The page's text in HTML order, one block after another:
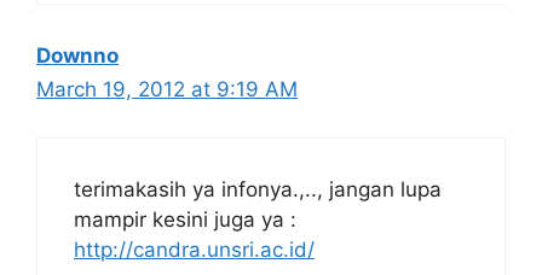
Downno
March 19, 2012 at 9:19 AM
terimakasih ya infonya.,.., jangan lupa
mampir kesini juga ya :
http://candra.unsri.ac.id/